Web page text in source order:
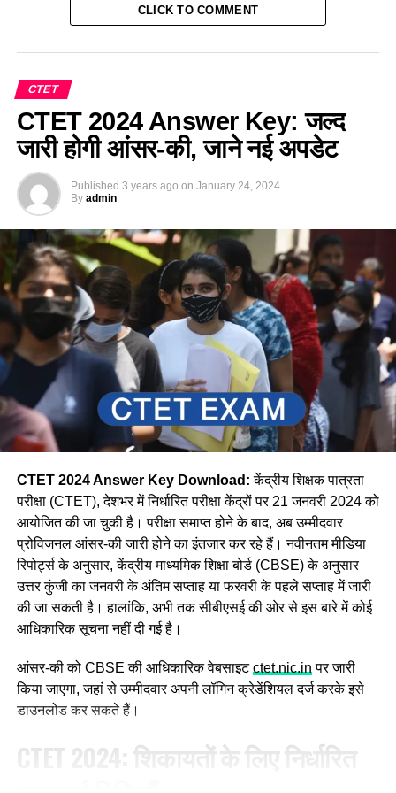
CLICK TO COMMENT
CTET
CTET 2024 Answer Key: जल्द
जारी होगी आंसर-की, जाने नई अपडेट
Published 3 years ago on January 24, 2024
By admin
CTET 2024 Answer Key Download:केंद्रीय शिक्षक पात्रता
परीक्षा (CTET), देशभर में निर्धारित परीक्षा केंद्रों पर 21 जनवरी 2024 को
आयोजित की जा चुकी है। परीक्षा समाप्त होने के बाद, अब उम्मीदवार
प्रोविजनल आंसर-की जारी होने का इंतजार कर रहे हैं। नवीनतम मीडिया
रिपोर्ट्स के अनुसार, केंद्रीय माध्यमिक शिक्षा बोर्ड (CBSE) के अनुसार
उत्तर कुंजी का जनवरी के अंतिम सप्ताह या फरवरी के पहले सप्ताह में जारी
की जा सकती है। हालांकि, अभी तक सीबीएसई की ओर से इस बारे में कोई
आधिकारिक सूचना नहीं दी गई है।
आंसर-की को CBSE की आधिकारिक वेबसाइटctet.nic.in पर जारी
किया जाएगा, जहां से उम्मीदवार अपनी लॉगिन क्रेडेंशियल दर्ज करके इसे
डाउनलोड कर सकते हैं।
CTET 2024: शिकायतों के लिए निर्धारित